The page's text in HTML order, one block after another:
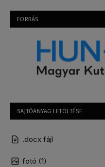
FORRÁS
SAJTÓANYAG LETÖLTÉSE
.docx fájl
fotó (1)